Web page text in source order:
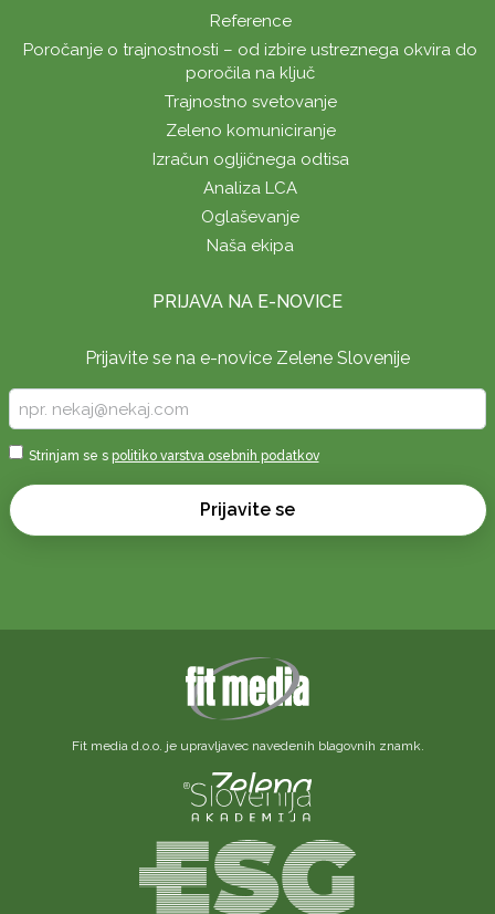
Reference
Poročanje o trajnostnosti – od izbire ustreznega okvira do
poročila na ključ
Trajnostno svetovanje
Zeleno komuniciranje
Izračun ogljičnega odtisa
Analiza LCA
Oglaševanje
Naša ekipa
PRIJAVA NA E-NOVICE
Prijavite se na e-novice Zelene Slovenije
vaš
e-
Sprejmi
*
Strinjam se s politiko varstva osebnih podatkov
Prijavite se
Fit media d.o.o. je upravljavec navedenih blagovnih znamk.